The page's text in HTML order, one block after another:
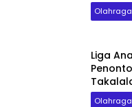
Olahraga
Liga
Olahraga